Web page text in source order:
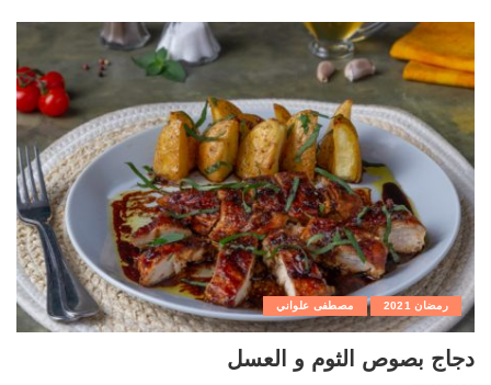
رمضان 2021 مصطفى علواني
دجاج بصوص الثوم و العسل